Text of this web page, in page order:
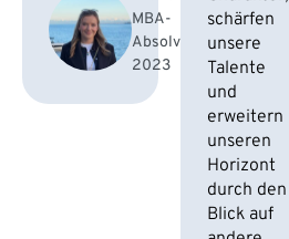
MBA-
Absolventin
2023
schärfen
unsere
Talente
und
erweitern
unseren
Horizont
durch den
Blick auf